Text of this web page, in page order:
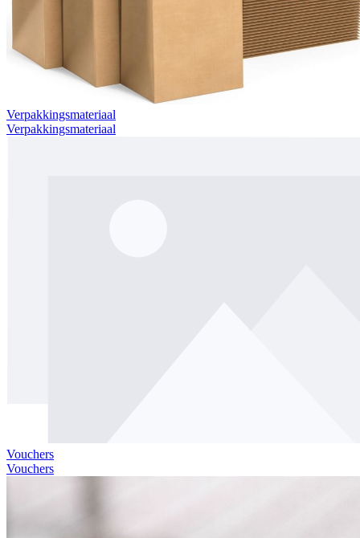
Verpakkingsmateriaal
Verpakkingsmateriaal
Vouchers
Vouchers